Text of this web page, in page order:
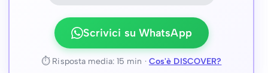
Scrivici su WhatsApp
⏱ Risposta media: 15 min · Cos'è DISCOVER?